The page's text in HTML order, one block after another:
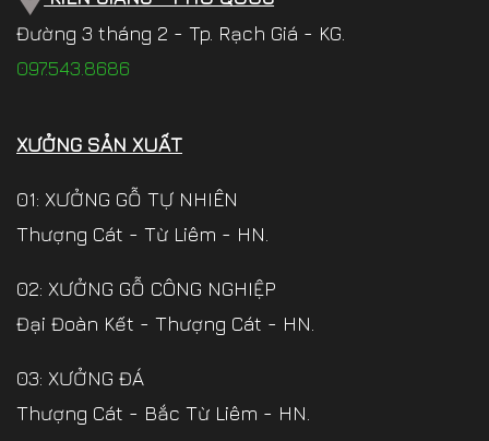
Đường 3 tháng 2 - Tp. Rạch Giá - KG.
097.543.8686
XƯỞNG SẢN XUẤT
01: XƯỞNG GỖ TỰ NHIÊN
Thượng Cát - Từ Liêm - HN.
02: XƯỞNG GỖ CÔNG NGHIỆP
Đại Đoàn Kết - Thượng Cát - HN.
03: XƯỞNG ĐÁ
Thượng Cát - Bắc Từ Liêm - HN.